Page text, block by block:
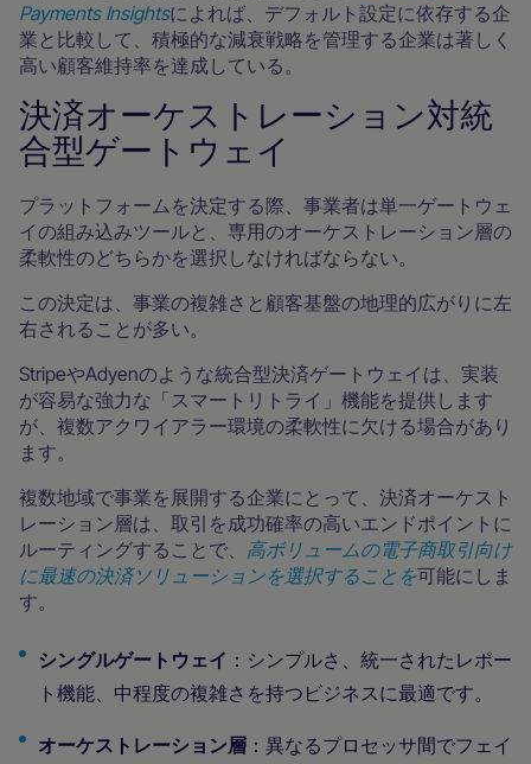
Payments Insightsによれば、デフォルト設定に依存する企
業と比較して、積極的な減衰戦略を管理する企業は著しく
高い顧客維持率を達成している。
決済オーケストレーション対統
合型ゲートウェイ
プラットフォームを決定する際、事業者は単一ゲートウェ
イの組み込みツールと、専用のオーケストレーション層の
柔軟性のどちらかを選択しなければならない。
この決定は、事業の複雑さと顧客基盤の地理的広がりに左
右されることが多い。
StripeやAdyenのような統合型決済ゲートウェイは、実装
が容易な強力な「スマートリトライ」機能を提供します
が、複数アクワイアラー環境の柔軟性に欠ける場合があり
ます。
複数地域で事業を展開する企業にとって、決済オーケスト
レーション層は、取引を成功確率の高いエンドポイントに
ルーティングすることで、 高ボリュームの電子商取引向け
に最速の決済ソリューションを選択することを可能にしま
す。
シングルゲートウェイ ：シンプルさ、統一されたレポー
ト機能、中程度の複雑さを持つビジネスに最適です。
オーケストレーション層 ：異なるプロセッサ間でフェイ